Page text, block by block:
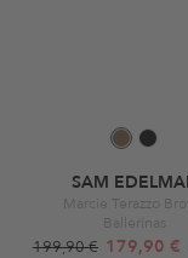
SAM
Marcie Terazzo
Ballerinas
199,90 € 179,90 €